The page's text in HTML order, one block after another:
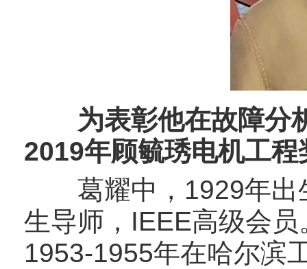
为表彰他在故障分析
2019年顾毓琇电机工程
葛耀中，1929年出
生导师，IEEE高级会
1953-1955年在哈尔滨